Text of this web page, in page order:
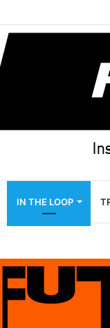
IN THE LOOP